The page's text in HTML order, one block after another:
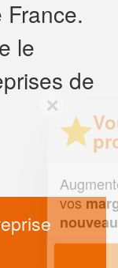
le
de
êtes un
?
chiffre
en gagnant
!